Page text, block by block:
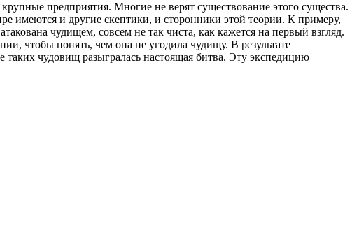
предприятия. Многие не верят существование этого существа.
имеются и другие скептики, и сторонники этой теории. К примеру,
чудищем, совсем не так чиста, как кажется на первый взгляд.
чтобы понять, чем она не угодила чудищу. В результате
чудовищ разыгралась настоящая битва. Эту экспедицию